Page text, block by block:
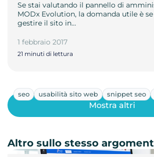
Se stai valutando il pannello di
MODx Evolution, la domanda utile è
gestire il sito in…
1 febbraio 2017
21 minuti di lettura
seo usabilità sito web snippet seo
Mostra altri
Altro sullo stesso